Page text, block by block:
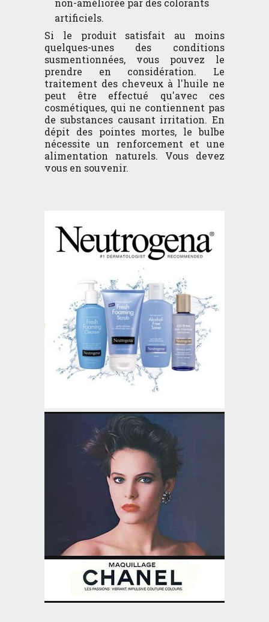
non-améliorée par des colorants
artificiels.
Si le produit satisfait au moins
quelques-unes des conditions
susmentionnées, vous pouvez le
prendre en considération. Le
traitement des cheveux à l'huile ne
peut être effectué qu'avec ces
cosmétiques, qui ne contiennent pas
de substances causant irritation. En
dépit des pointes mortes, le bulbe
nécessite un renforcement et une
alimentation naturels. Vous devez
vous en souvenir.